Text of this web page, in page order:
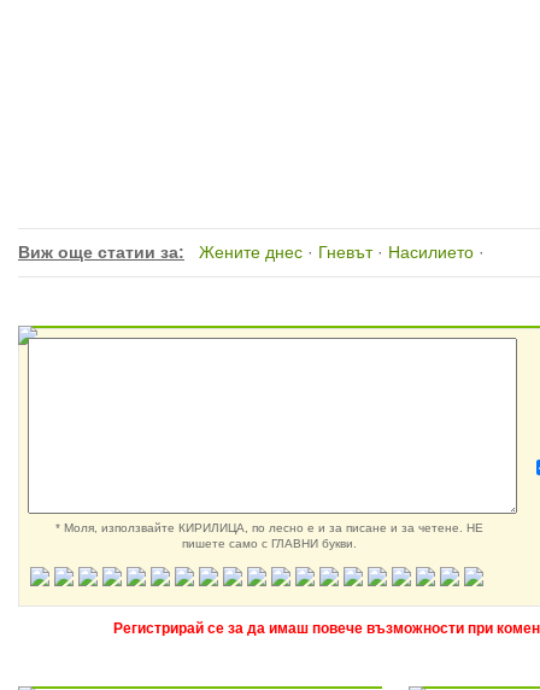
Виж още статии за: Жените днес · Гневът· Насилието ·
* Моля, използвайте КИРИЛИЦА, по лесно е и за писане и за четене. НЕ
пишете само с ГЛАВНИ букви.
Регистрирай се за да имаш повече възможности при